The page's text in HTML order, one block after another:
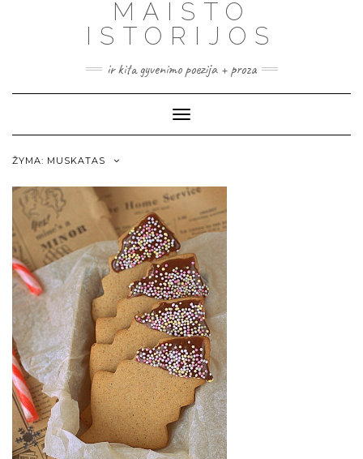
MAISTO
ISTORIJOS
ir kita gyvenimo poezija + proza
Toggle
Navigation
ŽYMA: MUSKATAS